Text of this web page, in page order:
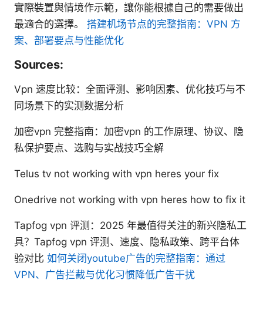
實際裝置與情境作示範，讓你能根據自己的需要做出
最適合的選擇。 搭建机场节点的完整指南：VPN 方
案、部署要点与性能优化
Sources:
Vpn 速度比较：全面评测、影响因素、优化技巧与不
同场景下的实测数据分析
加密vpn 完整指南：加密vpn 的工作原理、协议、隐
私保护要点、选购与实战技巧全解
Telus tv not working with vpn heres your fix
Onedrive not working with vpn heres how to fix it
Tapfog vpn 评测：2025 年最值得关注的新兴隐私工
具？Tapfog vpn 评测、速度、隐私政策、跨平台体
验对比 如何关闭youtube广告的完整指南：通过
VPN、广告拦截与优化习惯降低广告干扰